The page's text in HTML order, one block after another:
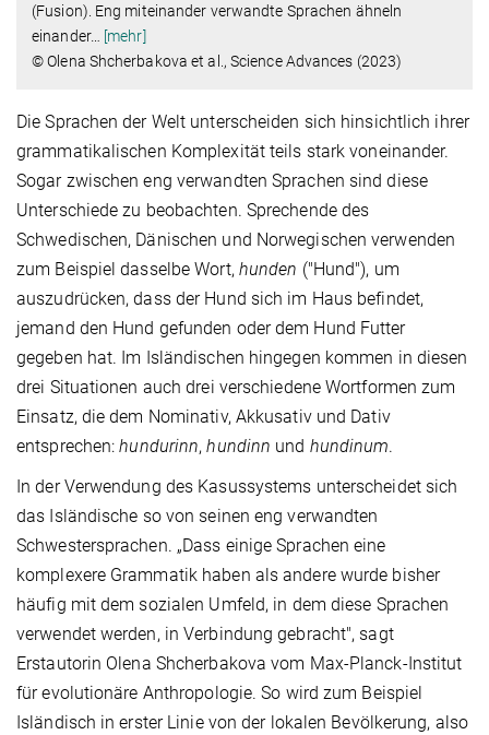
(Fusion). Eng miteinander verwandte Sprachen ähneln
einander…
[mehr]
© Olena Shcherbakova et al., Science Advances (2023)
Die Sprachen der Welt unterscheiden sich hinsichtlich ihrer
grammatikalischen Komplexität teils stark voneinander.
Sogar zwischen eng verwandten Sprachen sind diese
Unterschiede zu beobachten. Sprechende des
Schwedischen, Dänischen und Norwegischen verwenden
zum Beispiel dasselbe Wort, hunden ("Hund"), um
auszudrücken, dass der Hund sich im Haus befindet,
jemand den Hund gefunden oder dem Hund Futter
gegeben hat. Im Isländischen hingegen kommen in diesen
drei Situationen auch drei verschiedene Wortformen zum
Einsatz, die dem Nominativ, Akkusativ und Dativ
entsprechen:hundurinn,hundinn und hundinum.
In der Verwendung des Kasussystems unterscheidet sich
das Isländische so von seinen eng verwandten
Schwestersprachen. „Dass einige Sprachen eine
komplexere Grammatik haben als andere wurde bisher
häufig mit dem sozialen Umfeld, in dem diese Sprachen
verwendet werden, in Verbindung gebracht", sagt
Erstautorin Olena Shcherbakova vom Max-Planck-Institut
für evolutionäre Anthropologie. So wird zum Beispiel
Isländisch in erster Linie von der lokalen Bevölkerung, also